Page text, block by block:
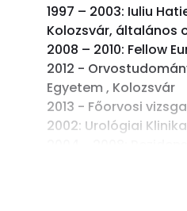
1997 – 2003: Iuliu
Kolozsvár, általános
2008 – 2010: Fellow
2012 -
Egyetem , Kolozsvár
2013 - Főorvosi
2002: Urológiai
2008: Európai